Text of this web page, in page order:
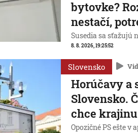
bytovke?
nestačí,
Susedia sa sťažujú
8. 8. 2026, 19:25:52
Slovensko
Horúčavy a
Slovensko.
chce
Opozičné PS ešte